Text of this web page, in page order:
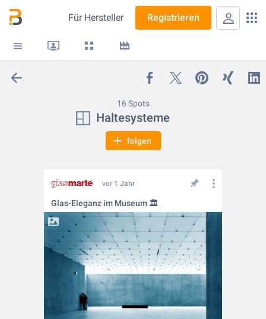
Für Hersteller Registrieren
16 Spots
Haltesysteme
folgen
vor 1 Jahr
Glas-Eleganz im Museum 🏛️